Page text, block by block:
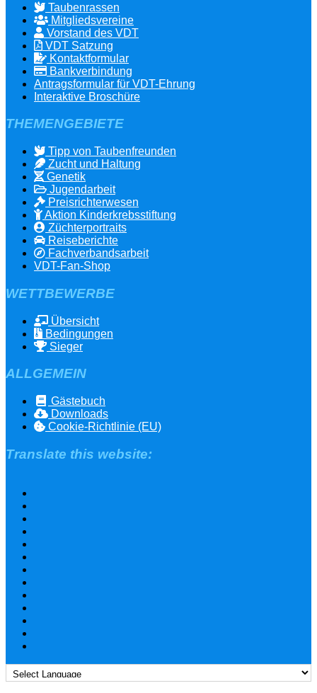
Taubenrassen
Mitgliedsvereine
Vorstand des VDT
VDT Satzung
Kontaktformular
Bankverbindung
Antragsformular für VDT-Ehrung
Interaktive Broschüre
THEMENGEBIETE
Tipp von Taubenfreunden
Zucht und Haltung
Genetik
Jugendarbeit
Preisrichterwesen
Aktion Kinderkrebsstiftung
Züchterportraits
Reiseberichte
Fachverbandsarbeit
VDT-Fan-Shop
WETTBEWERBE
Übersicht
Bedingungen
Sieger
ALLGEMEIN
Gästebuch
Downloads
Cookie-Richtlinie (EU)
Translate this website: